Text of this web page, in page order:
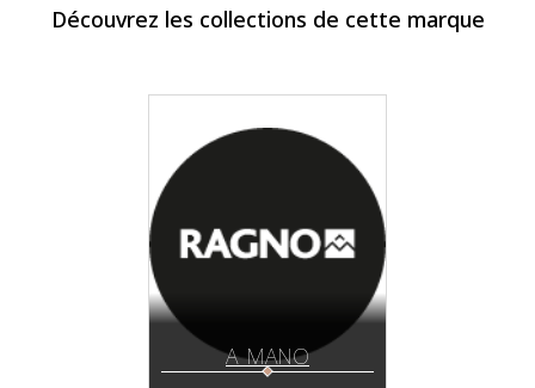
Découvrez les collections de cette marque
A_MANO